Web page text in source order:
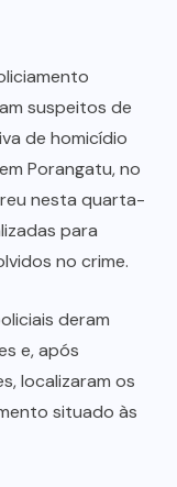
suspeitos de
de homicídio
Porangatu, no
nesta quarta-
para
no crime.
deram
e, após
localizaram os
situado às